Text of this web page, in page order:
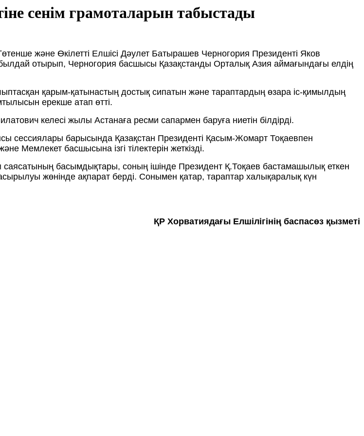
сенім грамоталарын табыстады
және Өкілетті Елшісі Дәулет Батырашев Черногория Президенті Яков
отырып, Черногория басшысы Қазақстанды Орталық Азия аймағындағы елдің
қарым-қатынастың достық сипатын және тараптардың өзара іс-қимылдың
ерекше атап өтті.
келесі жылы Астанаға ресми сапармен баруға ниетін білдірді.
сессиялары барысында Қазақстан Президенті Қасым-Жомарт Тоқаевпен
Мемлекет басшысына ізгі тілектерін жеткізді.
саясатының басымдықтары, соның ішінде Президент Қ.Тоқаев бастамашылық еткен
жөнінде ақпарат берді. Сонымен қатар, тараптар халықаралық күн
ҚР Хорватиядағы Елшілігінің баспасөз қызметі